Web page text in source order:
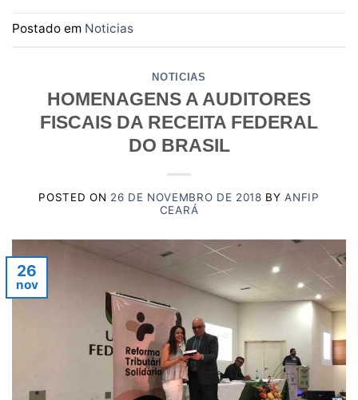
Postado em Noticias
NOTICIAS
HOMENAGENS A AUDITORES
FISCAIS DA RECEITA FEDERAL
DO BRASIL
POSTED ON 26 DE NOVEMBRO DE 2018 BYANFIP
CEARÁ
26
nov